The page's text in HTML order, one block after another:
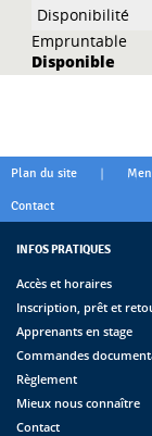
Empruntable
Disponible
Plan du site |
Contact
INFOS PRATIQUES
Accès et horaires
Inscription, prêt et
Apprenants en stage
Commandes
Règlement
Mieux nous connaître
Contact